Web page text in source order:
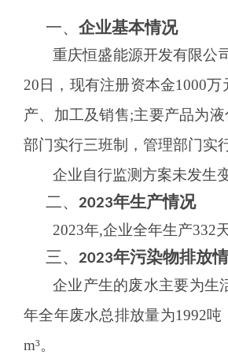
一、 企业基本情况
重庆恒盛能源开发有限公
20日，现有注册资本金1000
产、加工及销售;主要产品为
部门实行三班制，管理部门实
企业自行监测方案未发生
二、 2023年生产情况
2023年,企业全年生产332
三、 2023年污染物排放
企业产生的废水主要为生
年全年废水总排放量为1992吨
m³。